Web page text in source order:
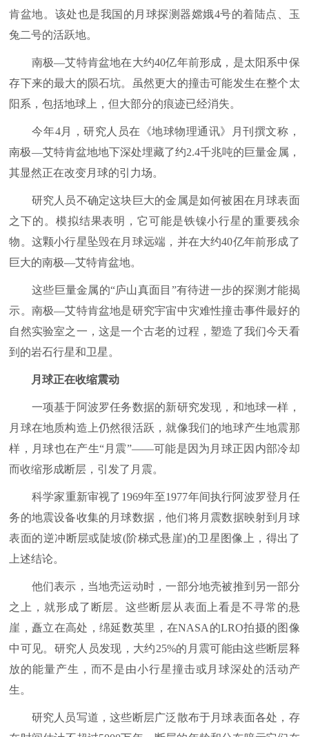
肯盆地。该处也是我国的月球探测器嫦娥4号的着陆点、玉
兔二号的活跃地。
南极—艾特肯盆地在大约40亿年前形成，是太阳系中保
存下来的最大的陨石坑。虽然更大的撞击可能发生在整个太
阳系，包括地球上，但大部分的痕迹已经消失。
今年4月，研究人员在《地球物理通讯》月刊撰文称，
南极—艾特肯盆地地下深处埋藏了约2.4千兆吨的巨量金属，
其显然正在改变月球的引力场。
研究人员不确定这块巨大的金属是如何被困在月球表面
之下的。模拟结果表明，它可能是铁镍小行星的重要残余
物。这颗小行星坠毁在月球远端，并在大约40亿年前形成了
巨大的南极—艾特肯盆地。
这些巨量金属的“庐山真面目”有待进一步的探测才能揭
示。南极—艾特肯盆地是研究宇宙中灾难性撞击事件最好的
自然实验室之一，这是一个古老的过程，塑造了我们今天看
到的岩石行星和卫星。
月球正在收缩震动
一项基于阿波罗任务数据的新研究发现，和地球一样，
月球在地质构造上仍然很活跃，就像我们的地球产生地震那
样，月球也在产生“月震”——可能是因为月球正因内部冷却
而收缩形成断层，引发了月震。
科学家重新审视了1969年至1977年间执行阿波罗登月任
务的地震设备收集的月球数据，他们将月震数据映射到月球
表面的逆冲断层或陡坡(阶梯式悬崖)的卫星图像上，得出了
上述结论。
他们表示，当地壳运动时，一部分地壳被推到另一部分
之上，就形成了断层。这些断层从表面上看是不寻常的悬
崖，矗立在高处，绵延数英里，在NASA的LRO拍摄的图像
中可见。研究人员发现，大约25%的月震可能由这些断层释
放的能量产生，而不是由小行星撞击或月球深处的活动产
生。
研究人员写道，这些断层广泛散布于月球表面各处，存